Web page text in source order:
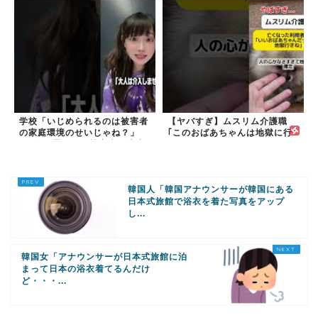
学校「いじめられるのは被害者
の家庭環境のせいじゃね？」
【ヤバすぎ】ムスリム介護職
｢このおばあちゃんは地獄に行
韓国人「韓国アナウンサーが韓国にある
日本式旅館で浴衣を着た写真をアップ
し...
韓国女「アナウンサーが日本式旅館に泊
まって日本の浴衣着てるんだけ
ど・・・...